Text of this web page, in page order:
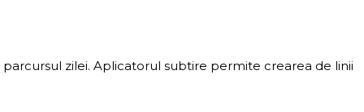
zilei. Aplicatorul subtire permite crearea de linii